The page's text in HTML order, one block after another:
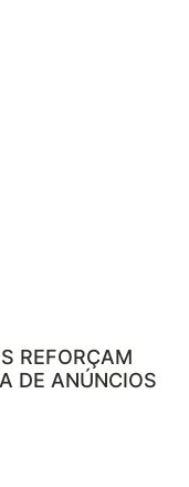
REFORÇAM
DE ANÚNCIOS